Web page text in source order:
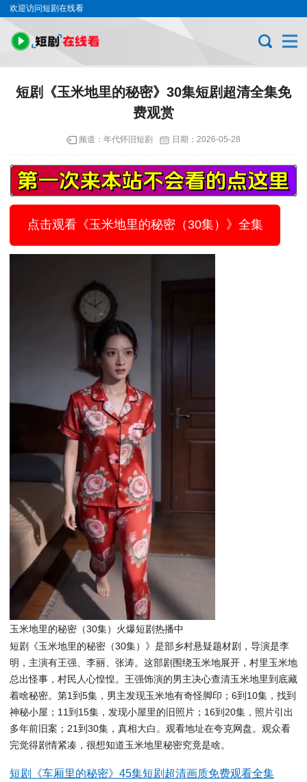
欢迎访问短剧在线看
短剧《玉米地里的秘密》30集短剧超清全集免
费观赏
频道： 年代怀旧短剧 日期： 2026-05-28
点击观看《玉米地里的秘密（30集）》全集
玉米地里的秘密（30集）火爆短剧热播中
短剧《玉米地里的秘密（30集）》是部乡村悬疑题材剧，导演是李
明，主演有王强、李丽、张涛。这部剧围绕玉米地展开，村里玉米地
总出怪事，村民人心惶惶。王强饰演的男主决心查清玉米地里到底藏
着啥秘密。第1到5集，男主发现玉米地有奇怪脚印；6到10集，找到
神秘小屋；11到15集，发现小屋里的旧照片；16到20集，照片引出
多年前旧案；21到30集，真相大白。观看地址在夸克网盘。观众看
完觉得剧情紧凑，很想知道玉米地里秘密究竟是啥。
短剧《车厢里的秘密》45集短剧超清画质免费观看全集